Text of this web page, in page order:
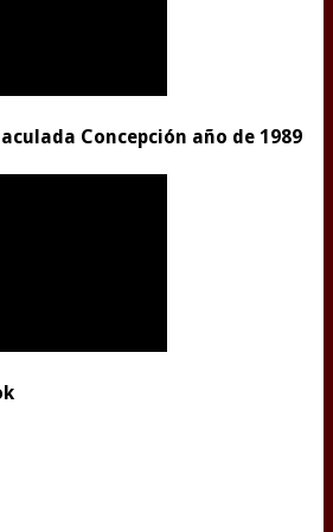
Concepción año de 1989